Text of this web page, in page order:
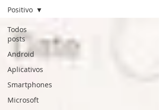
Todos
posts
Android
Aplicativos
Smartphones
Microsoft
Positivo